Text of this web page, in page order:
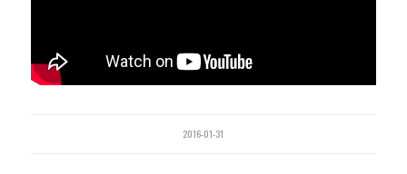
2016-01-31